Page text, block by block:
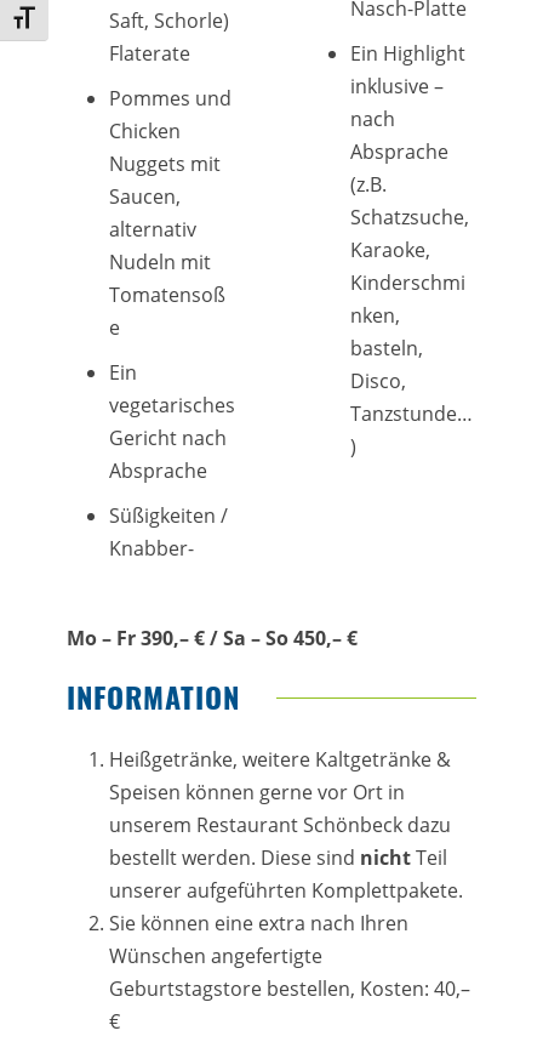
Schrift vergrößernSaft, Schorle)
Flaterate
Pommes und
Chicken
Nuggets mit
Saucen,
alternativ
Nudeln mit
Tomatensoß
e
Ein
vegetarisches
Gericht nach
Absprache
Süßigkeiten /
Knabber-
Nasch-Platte
Ein Highlight
inklusive –
nach
Absprache
(z.B.
Schatzsuche,
Karaoke,
Kinderschmi
nken,
basteln,
Disco,
Tanzstunde…
)
Mo – Fr 390,– € / Sa – So 450,– €
INFORMATION
Heißgetränke, weitere Kaltgetränke &
Speisen können gerne vor Ort in
unserem Restaurant Schönbeck dazu
bestellt werden. Diese sind nichtTeil
unserer aufgeführten Komplettpakete.
Sie können eine extra nach Ihren
Wünschen angefertigte
Geburtstagstore bestellen, Kosten: 40,–
€